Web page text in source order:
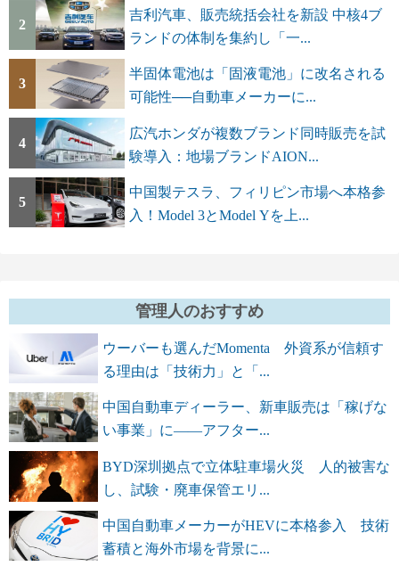
2
吉利汽車、販売統括会社を新設 中核4ブ
ランドの体制を集約し「一...
3
半固体電池は「固液電池」に改名される
可能性──自動車メーカーに...
4
広汽ホンダが複数ブランド同時販売を試
験導入：地場ブランドAION...
5
中国製テスラ、フィリピン市場へ本格参
入！Model 3とModel Yを上...
管理人のおすすめ
ウーバーも選んだMomenta 外資系が信頼す
る理由は「技術力」と「...
中国自動車ディーラー、新車販売は「稼げな
い事業」に――アフター...
BYD深圳拠点で立体駐車場火災 人的被害な
し、試験・廃車保管エリ...
中国自動車メーカーがHEVに本格参入 技術
蓄積と海外市場を背景に...